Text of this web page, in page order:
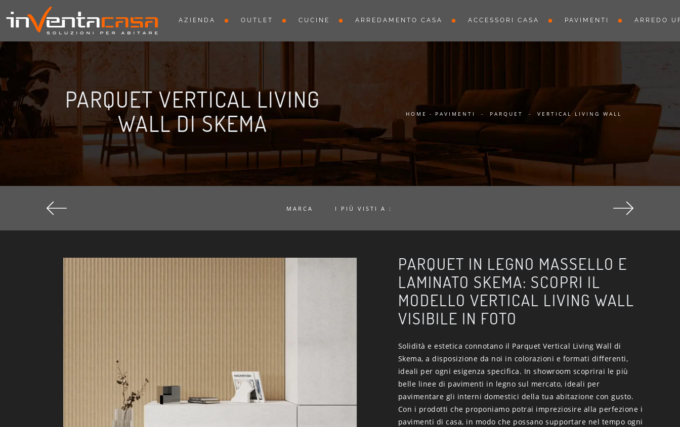
AZIENDA OUTLET CUCINE ARREDAMENTO CASA ACCESSORI CASA PAVIMENTI ARREDO
PARQUET VERTICAL LIVING
WALL DI SKEMA
HOME - PAVIMENTI - PARQUET - VERTICAL LIVING WALL
MARCA I PIÙ VISTI A :
PARQUET IN LEGNO MASSELLO E
LAMINATO SKEMA: SCOPRI IL
MODELLO VERTICAL LIVING WALL
VISIBILE IN FOTO
Solidità e estetica connotano il Parquet Vertical Living Wall di
Skema, a disposizione da noi in colorazioni e formati differenti,
ideali per ogni esigenza specifica. In showroom scoprirai le più
belle linee di pavimenti in legno sul mercato, ideali per
pavimentare gli interni domestici della tua abitazione con gusto.
Con i prodotti che proponiamo potrai impreziosire alla perfezione i
pavimenti di casa, in modo che possano supportare nel tempo ogni